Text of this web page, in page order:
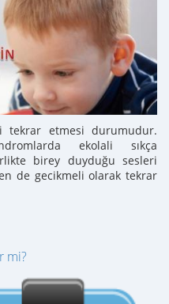
tekrar etmesi durumudur.
ekolali sıkça
birey duyduğu sesleri
de gecikmeli olarak tekrar
...
mi?